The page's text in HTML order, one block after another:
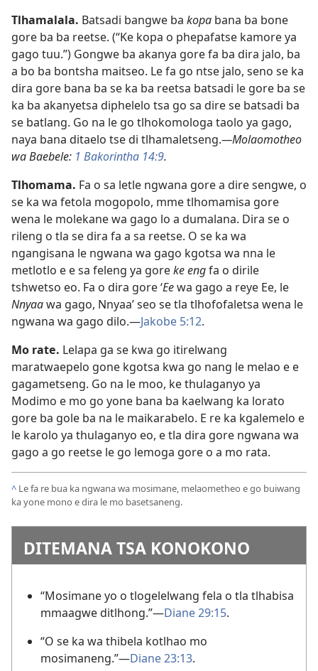
Tlhamalala. Batsadi bangwe ba kopa bana ba bone
gore ba ba reetse. (“Ke kopa o phepafatse kamore ya
gago tuu.”) Gongwe ba akanya gore fa ba dira jalo, ba
a bo ba bontsha maitseo. Le fa go ntse jalo, seno se ka
dira gore bana ba se ka ba reetsa batsadi le gore ba se
ka ba akanyetsa diphelelo tsa go sa dire se batsadi ba
se batlang. Go na le go tlhokomologa taolo ya gago,
naya bana ditaelo tse di tlhamaletseng.—Molaomotheo
wa Baebele: 1 Bakorintha 14:9.
Tlhomama. Fa o sa letle ngwana gore a dire sengwe, o
se ka wa fetola mogopolo, mme tlhomamisa gore
wena le molekane wa gago lo a dumalana. Dira se o
rileng o tla se dira fa a sa reetse. O se ka wa
ngangisana le ngwana wa gago kgotsa wa nna le
metlotlo e e sa feleng ya goreke engfa o dirile
tshwetso eo. Fa o dira gore ‘Eewa gago a reye Ee, le
Nnyaawa gago, Nnyaa’ seo se tla tlhofofaletsa wena le
ngwana wa gago dilo.—Jakobe 5:12.
Mo rate. Lelapa ga se kwa go itirelwang
maratwaepelo gone kgotsa kwa go nang le melao e e
gagametseng. Go na le moo, ke thulaganyo ya
Modimo e mo go yone bana ba kaelwang ka lorato
gore ba gole ba na le maikarabelo. E re ka kgalemelo e
le karolo ya thulaganyo eo, e tla dira gore ngwana wa
gago a go reetse le go lemoga gore o a mo rata.
^ Le fa re bua ka ngwana wa mosimane, melaometheo e go buiwang
ka yone mono e dira le mo basetsaneng.
DITEMANA TSA KONOKONO
“Mosimane yo o tlogelelwang fela o tla tlhabisa
mmaagwe ditlhong.”—Diane 29:15.
“O se ka wa thibela kotlhao mo
mosimaneng.”—Diane 23:13.